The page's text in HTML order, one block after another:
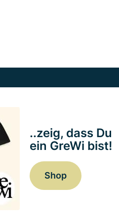
..zeig, dass Du
ein GreWi bist!
Shop